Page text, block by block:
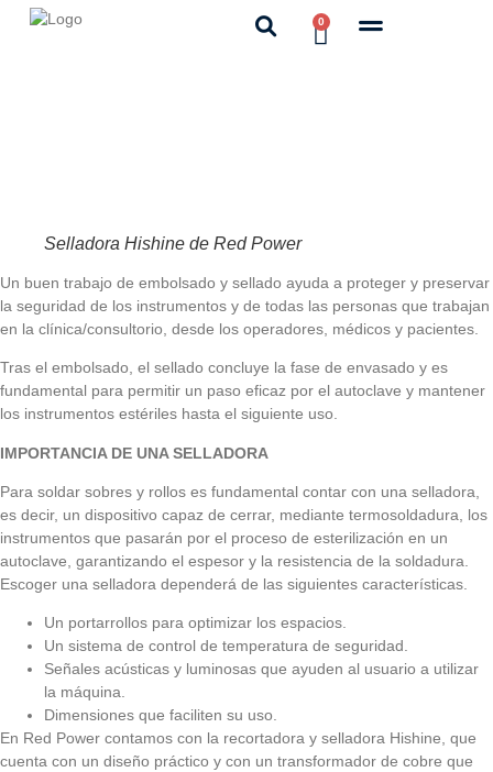
0
Selladora Hishine de Red Power
Un buen trabajo de embolsado y sellado ayuda a proteger y preservar
la seguridad de los instrumentos y de todas las personas que trabajan
en la clínica/consultorio, desde los operadores, médicos y pacientes.
Tras el embolsado, el sellado concluye la fase de envasado y es
fundamental para permitir un paso eficaz por el autoclave y mantener
los instrumentos estériles hasta el siguiente uso.
IMPORTANCIA DE UNA SELLADORA
Para soldar sobres y rollos es fundamental contar con una selladora,
es decir, un dispositivo capaz de cerrar, mediante termosoldadura, los
instrumentos que pasarán por el proceso de esterilización en un
autoclave, garantizando el espesor y la resistencia de la soldadura.
Escoger una selladora dependerá de las siguientes características.
Un portarrollos para optimizar los espacios.
Un sistema de control de temperatura de seguridad.
Señales acústicas y luminosas que ayuden al usuario a utilizar
la máquina.
Dimensiones que faciliten su uso.
En Red Power contamos con la recortadora y selladora Hishine, que
cuenta con un diseño práctico y con un transformador de cobre que